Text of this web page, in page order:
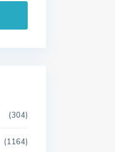
(304)
(1164)